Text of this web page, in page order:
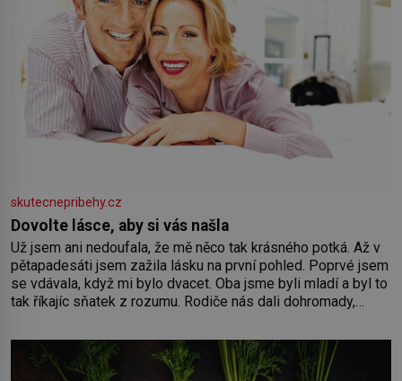
skutecnepribehy.cz
Dovolte lásce, aby si vás našla
Už jsem ani nedoufala, že mě něco tak krásného potká. Až v
pětapadesáti jsem zažila lásku na první pohled. Poprvé jsem
se vdávala, když mi bylo dvacet. Oba jsme byli mladí a byl to
tak říkajíc sňatek z rozumu. Rodiče nás dali dohromady,
oběma moc nesvědčilo, brzy jsme zjistili, že